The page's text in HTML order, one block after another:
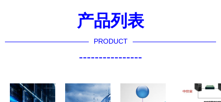
产品列表
PRODUCT
----------------